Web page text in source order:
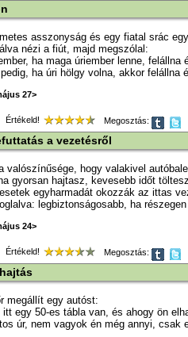
asszonyság és egy fiatal srác
nézi a fiút, majd megszólal:
ha maga úriember lenne,
ha úri hölgy volna, akkor felállna
27>
Értékeld! Megosztás:
a vezetésről
valószínűsége, hogy valakivel
gyorsan hajtasz, kevesebb időt
egyharmadát okozzák az ittas
legbiztonságosabb, ha
24>
Értékeld! Megosztás:
megállít egy autóst:
itt egy 50-es tábla van, és ahogy ön
úr, nem vagyok én még annyi, csak